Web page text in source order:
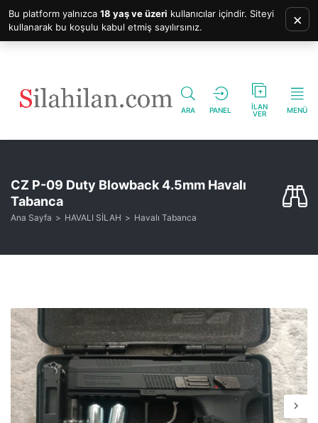
ARA PANEL
İLAN
VER
MENÜ
CZ P-09 Duty Blowback 4.5mm Havalı
Tabanca
Ana Sayfa HAVALI SİLAH Havalı Tabanca
Bu platform yalnızca 18 yaş ve üzeri kullanıcılar içindir. Siteyi
kullanarak bu koşulu kabul etmiş sayılırsınız.
×